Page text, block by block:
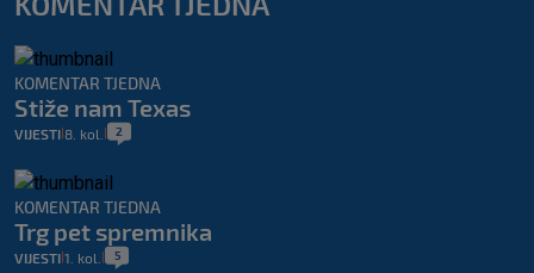
KOMENTAR TJEDNA
Stiže nam Texas
VIJESTI 8. kol. 2
KOMENTAR TJEDNA
Trg pet spremnika
VIJESTI 1. kol. 5